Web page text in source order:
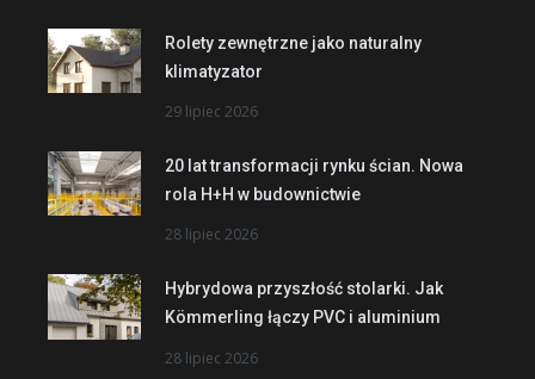
Rolety zewnętrzne jako naturalny
klimatyzator
29 lipiec 2026
20 lat transformacji rynku ścian. Nowa
rola H+H w budownictwie
28 lipiec 2026
Hybrydowa przyszłość stolarki. Jak
Kömmerling łączy PVC i aluminium
28 lipiec 2026